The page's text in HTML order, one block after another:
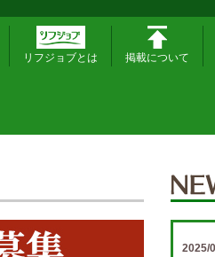
リフジョブとは 掲載について
2025/